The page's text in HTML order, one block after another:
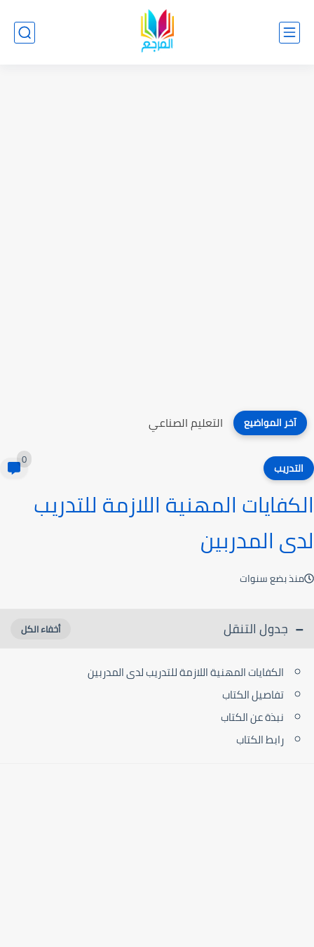
آخر المواضيع التعليم الصناعي
التدريب 0
الكفايات المهنية اللازمة للتدريب
لدى المدربين
منذ بضع سنوات
جدول التنقل
الكفايات المهنية اللازمة للتدريب لدى المدربين
تفاصيل الكتاب
نبذة عن الكتاب
رابط الكتاب